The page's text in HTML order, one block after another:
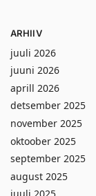
ARHIIV
juuli 2026
juuni 2026
aprill 2026
detsember 2025
november 2025
oktoober 2025
september 2025
august 2025